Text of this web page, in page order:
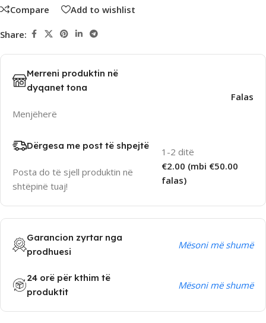
Compare Add to wishlist
Share:
Merreni produktin në
dyqanet tona
Menjëherë
Falas
Dërgesa me post të shpejtë
Posta do të sjell produktin në
shtëpinë tuaj!
1-2 ditë
€2.00 (mbi €50.00
falas)
Garancion zyrtar nga
prodhuesi
Mësoni më shumë
24 orë për kthim të
produktit
Mësoni më shumë